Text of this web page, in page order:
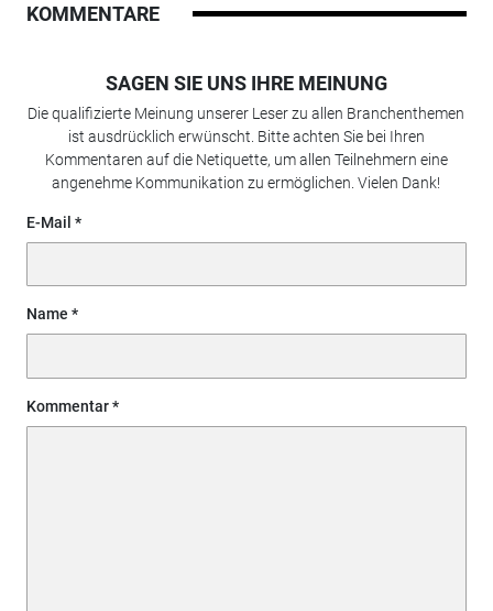
KOMMENTARE
SAGEN SIE UNS IHRE MEINUNG
Die qualifizierte Meinung unserer Leser zu allen Branchenthemen
ist ausdrücklich erwünscht. Bitte achten Sie bei Ihren
Kommentaren auf die Netiquette, um allen Teilnehmern eine
angenehme Kommunikation zu ermöglichen. Vielen Dank!
E-Mail
Name
Kommentar